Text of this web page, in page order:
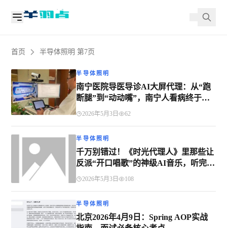
首页 半导体照明 第7页
半导体照明
南宁医院导医导诊AI大屏代理：从“跑
断腿”到“动动嘴”，南宁人看病终于不
懵了！
2026年5月3日 62
半导体照明
千万别错过！《时光代理人》里那些让
反派“开口唱歌”的神级AI音乐，听完头
皮发麻！
2026年5月3日 108
半导体照明
北京2026年4月9日：Spring AOP实战